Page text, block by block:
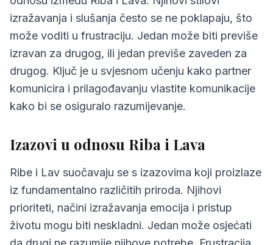
izražavanja i slušanja često se ne poklapaju, što
može voditi u frustraciju. Jedan može biti previše
izravan za drugog, ili jedan previše zaveden za
drugog. Ključ je u svjesnom učenju kako partner
komunicira i prilagođavanju vlastite komunikacije
kako bi se osiguralo razumijevanje.
Izazovi u odnosu Riba i Lava
Ribe i Lav suočavaju se s izazovima koji proizlaze
iz fundamentalno različitih priroda. Njihovi
prioriteti, načini izražavanja emocija i pristup
životu mogu biti neskladni. Jedan može osjećati